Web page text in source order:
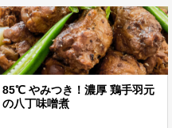
85℃ やみつき！濃厚 鶏手羽元
の八丁味噌煮